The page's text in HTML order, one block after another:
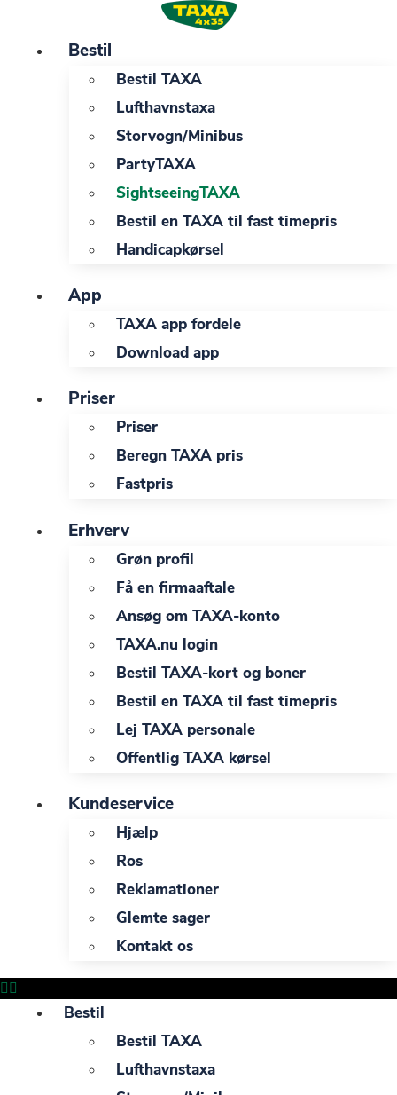
indhold
Bestil
Bestil TAXA
Lufthavnstaxa
Storvogn/Minibus
PartyTAXA
SightseeingTAXA
Bestil en TAXA til fast timepris
Handicapkørsel
App
TAXA app fordele
Download app
Priser
Priser
Beregn TAXA pris
Fastpris
Erhverv
Grøn profil
Få en firmaaftale
Ansøg om TAXA-konto
TAXA.nu login
Bestil TAXA-kort og boner
Bestil en TAXA til fast timepris
Lej TAXA personale
Offentlig TAXA kørsel
Kundeservice
Hjælp
Ros
Reklamationer
Glemte sager
Kontakt os
Bestil
Bestil TAXA
Lufthavnstaxa